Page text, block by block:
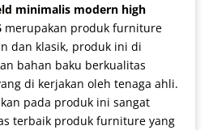
minimalis modern high
merupakan produk furniture
dan klasik, produk ini di
bahan baku berkualitas
di kerjakan oleh tenaga ahli.
pada produk ini sangat
terbaik produk furniture yang